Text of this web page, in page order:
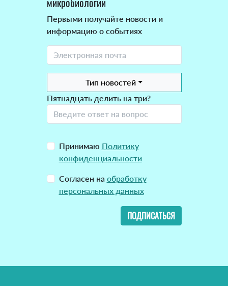
Первыми получайте новости и
информацию о событиях
Тип новостей
Пятнадцать делить на три?
Принимаю Политику
конфиденциальности
Согласен на обработку
персональных данных
ПОДПИСАТЬСЯ